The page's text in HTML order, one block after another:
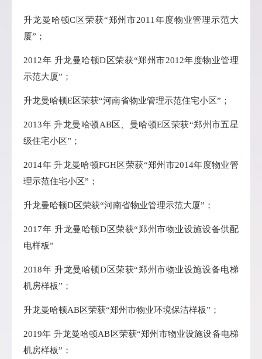
升龙曼哈顿C区荣获“郑州市2011年度物业管理示范大
厦”；
2012年 升龙曼哈顿D区荣获“郑州市2012年度物业管理
示范大厦”；
升龙曼哈顿E区荣获“河南省物业管理示范住宅小区”；
2013年 升龙曼哈顿AB区、曼哈顿E区荣获“郑州市五星
级住宅小区”；
2014年 升龙曼哈顿FGH区荣获“郑州市2014年度物业管
理示范住宅小区”；
升龙曼哈顿D区荣获“河南省物业管理示范大厦”；
2017年 升龙曼哈顿D区荣获“郑州市物业设施设备供配
电样板”
2018年 升龙曼哈顿D区荣获“郑州市物业设施设备电梯
机房样板”；
升龙曼哈顿AB区荣获“郑州市物业环境保洁样板”；
2019年 升龙曼哈顿AB区荣获“郑州市物业设施设备电梯
机房样板”；